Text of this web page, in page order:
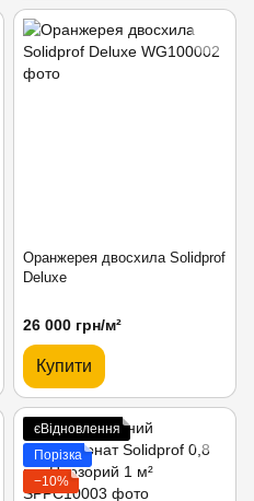
Оранжерея двосхила Solidprof
Deluxe
26 000 грн/м²
Купити
єВідновлення
Порізка
−10%